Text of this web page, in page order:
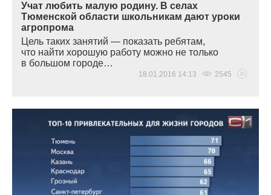
Учат любить малую родину. В селах
Тюменской области школьникам дают уроки
агропрома
Цель таких занятий — показать ребятам,
что найти хорошую работу можно не только
в большом городе…
18.01.2016 14:13 2545